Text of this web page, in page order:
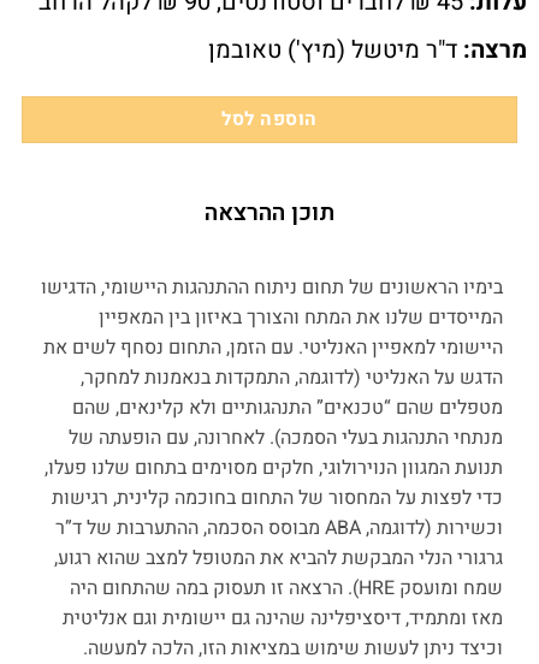
מרצה: ד"ר מיטשל (מיץ') טאובמן
הוספה לסל
תוכן ההרצאה
בימיו הראשונים של תחום ניתוח ההתנהגות היישומי, הדגישו
המייסדים שלנו את המתח והצורך באיזון בין המאפיין
היישומי למאפיין האנליטי. עם הזמן, התחום נסחף לשים את
הדגש על האנליטי (לדוגמה, התמקדות בנאמנות למחקר,
מטפלים שהם “טכנאים” התנהגותיים ולא קלינאים, שהם
מנתחי התנהגות בעלי הסמכה). לאחרונה, עם הופעתה של
תנועת המגוון הנוירולוגי, חלקים מסוימים בתחום שלנו פעלו,
כדי לפצות על המחסור של התחום בחוכמה קלינית, רגישות
וכשירות (לדוגמה, ABA מבוסס הסכמה, ההתערבות של ד”ר
גרגורי הנלי המבקשת להביא את המטופל למצב שהוא רגוע,
שמח ומועסק HRE). הרצאה זו תעסוק במה שהתחום היה
מאז ומתמיד, דיסציפלינה שהינה גם יישומית וגם אנליטית
וכיצד ניתן לעשות שימוש במציאות הזו, הלכה למעשה.